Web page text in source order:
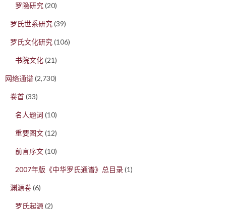
罗隐研究(20)
罗氏世系研究(39)
罗氏文化研究(106)
书院文化(21)
网络通谱(2,730)
卷首(33)
名人题词 (10)
重要图文(12)
前言序文(10)
2007年版《中华罗氏通谱》总目录(1)
渊源卷(6)
罗氏起源(2)